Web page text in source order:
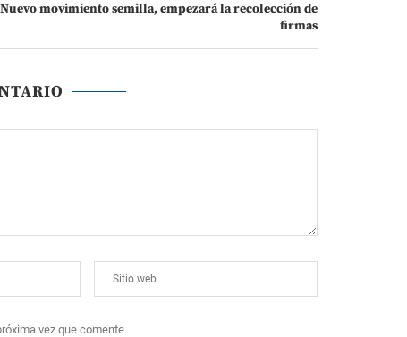
Nuevo movimiento semilla, empezará la recolección de
firmas
vez que comente.